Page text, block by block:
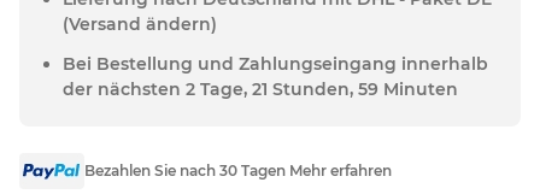
(Versand ändern)
Bei Bestellung und Zahlungseingang innerhalb
der nächsten 2 Tage, 21 Stunden, 59 Minuten
Bezahlen Sie nach 30 Tagen Mehr erfahren